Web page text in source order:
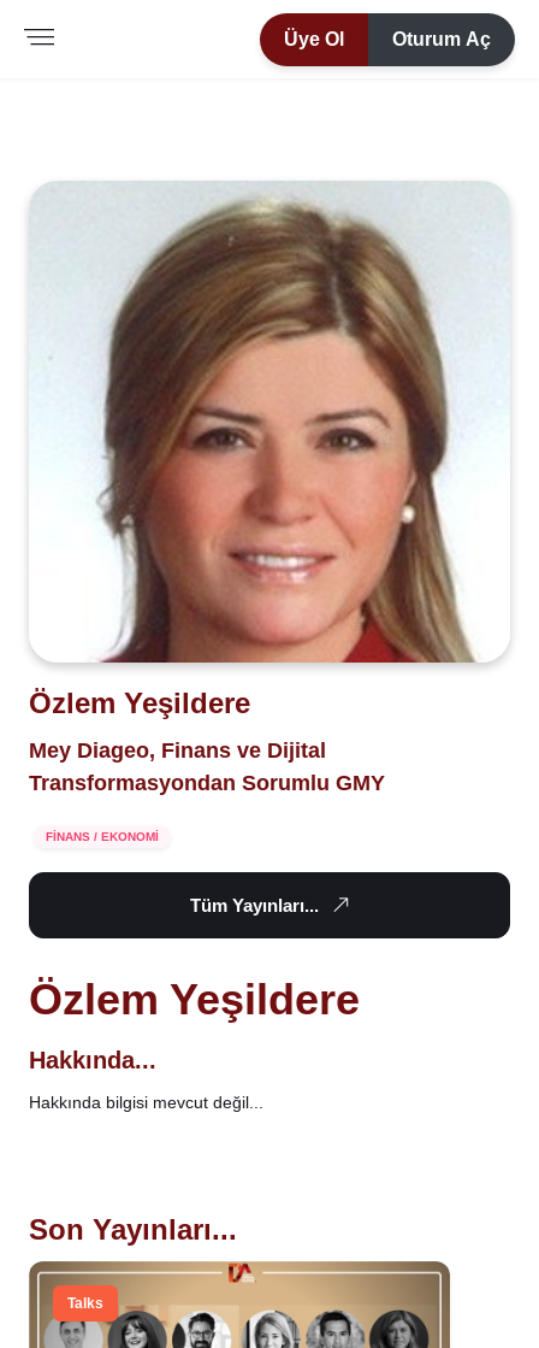
Üye Ol Oturum Aç
Özlem Yeşildere
Mey Diageo, Finans ve Dijital
Transformasyondan Sorumlu GMY
FİNANS / EKONOMİ
Tüm Yayınları...
Özlem Yeşildere
Hakkında...
Hakkında bilgisi mevcut değil...
Son Yayınları...
Talks